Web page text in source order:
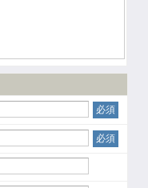
必須
必須